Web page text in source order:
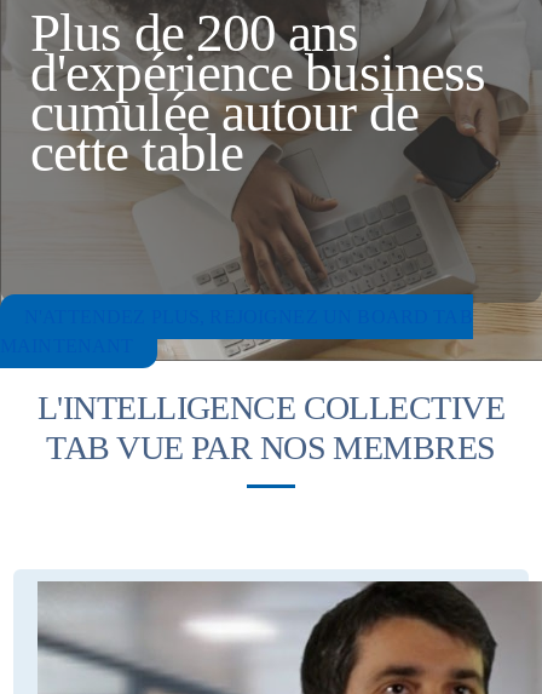
Plus de 200 ans
d'expérience business
cumulée autour de
cette table
L'INTELLIGENCE COLLECTIVE
TAB VUE PAR NOS MEMBRES